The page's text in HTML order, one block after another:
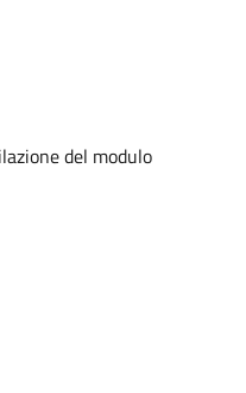
del modulo